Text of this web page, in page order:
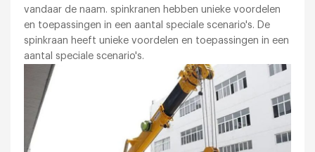
vandaar de naam. spinkranen hebben unieke voordelen
en toepassingen in een aantal speciale scenario's. De
spinkraan heeft unieke voordelen en toepassingen in een
aantal speciale scenario's.